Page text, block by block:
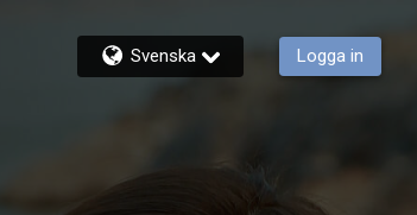
Svenska Logga in